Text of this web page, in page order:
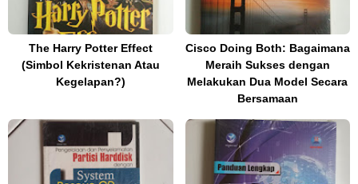
The Harry Potter Effect
(Simbol Kekristenan Atau
Kegelapan?)
Cisco Doing Both: Bagaimana
Meraih Sukses dengan
Melakukan Dua Model Secara
Bersamaan